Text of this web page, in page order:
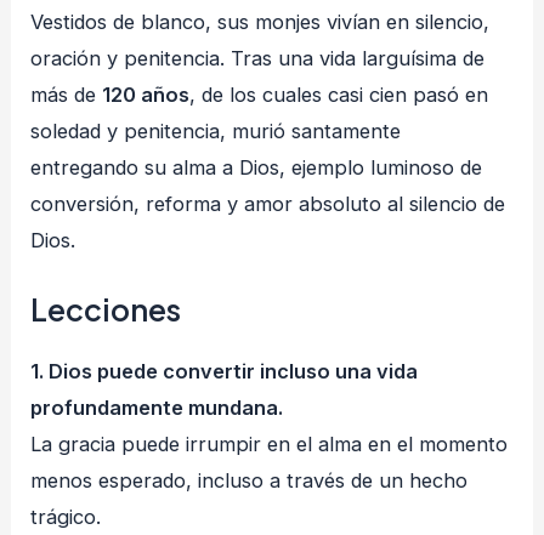
Vestidos de blanco, sus monjes vivían en silencio,
oración y penitencia. Tras una vida larguísima de
más de 120 años, de los cuales casi cien pasó en
soledad y penitencia, murió santamente
entregando su alma a Dios, ejemplo luminoso de
conversión, reforma y amor absoluto al silencio de
Dios.
Lecciones
1. Dios puede convertir incluso una vida
profundamente mundana.
La gracia puede irrumpir en el alma en el momento
menos esperado, incluso a través de un hecho
trágico.